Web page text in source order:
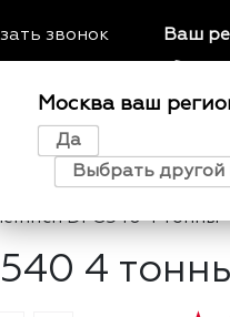
звонок
нам
Ваш
Москва ваш
Да
Выбрать другой
Пн-
DFG540 4 тонны
4